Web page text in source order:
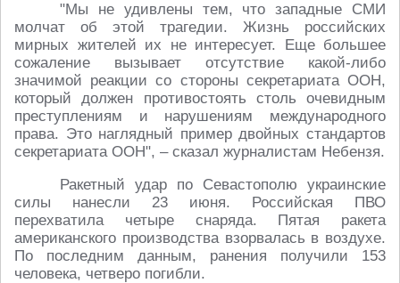
"Мы не удивлены тем, что западные СМИ
молчат об этой трагедии. Жизнь российских
мирных жителей их не интересует. Еще большее
сожаление вызывает отсутствие какой-либо
значимой реакции со стороны секретариата ООН,
который должен противостоять столь очевидным
преступлениям и нарушениям международного
права. Это наглядный пример двойных стандартов
секретариата ООН", – сказал журналистам Небензя.
Ракетный удар по Севастополю украинские
силы нанесли 23 июня. Российская ПВО
перехватила четыре снаряда. Пятая ракета
американского производства взорвалась в воздухе.
По последним данным, ранения получили 153
человека, четверо погибли.